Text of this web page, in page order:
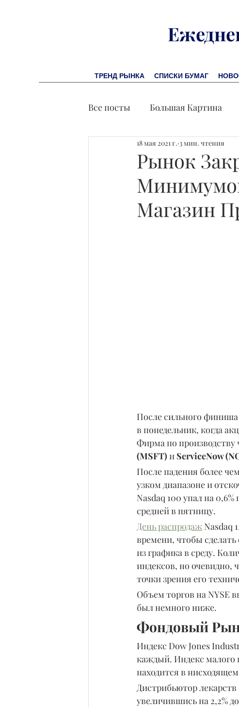
ТРЕНД РЫНКА СПИСКИ БУМАГ
Все посты Большая Картина
Заметки финсоветника
Лидеры И Успех Экономика
Рынок
Магазин
18 мая 2021 г. 3 мин. чтения
После сильного
в понедельник, когда
Фирма по производству
(MSFT) и ServiceNow
После падения более
узком диапазоне и
Nasdaq 100 упал на
средней в пятницу.
День распродаж Nasdaq
времени, чтобы
из графика в среду.
индексов, но очевидно,
точки зрения его
Объем торгов на NYSE
был немного ниже.
Фондовый
Индекс Dow Jones
каждый. Индекс малого
находится в
Дистрибьютор лекарств
увеличившись на 2,2%